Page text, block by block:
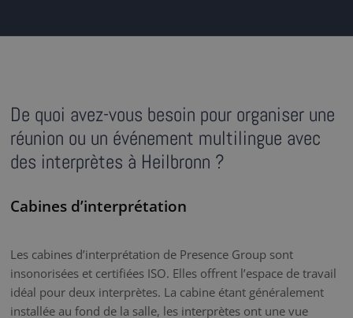
De quoi avez-vous besoin pour organiser une
réunion ou un événement multilingue avec
des interprètes à Heilbronn ?
Cabines d’interprétation
Les cabines d’interprétation de Presence Group sont
insonorisées et certifiées ISO. Elles offrent l’espace de travail
idéal pour deux interprètes. La cabine étant généralement
installée au fond de la salle, les interprètes ont une vue